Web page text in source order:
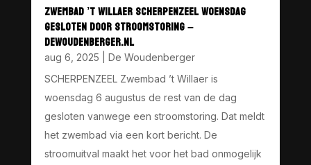
ZWEMBAD ’T WILLAER SCHERPENZEEL WOENSDAG
GESLOTEN DOOR STROOMSTORING –
DEWOUDENBERGER.NL
aug 6, 2025
De Woudenberger
SCHERPENZEEL Zwembad ’t Willaer is
woensdag 6 augustus de rest van de dag
gesloten vanwege een stroomstoring. Dat meldt
het zwembad via een kort bericht. De
stroomuitval maakt het voor het bad onmogelijk